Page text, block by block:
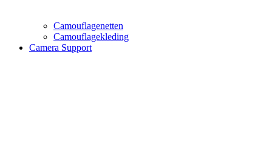
Camouflagenetten
Camouflagekleding
Camera Support